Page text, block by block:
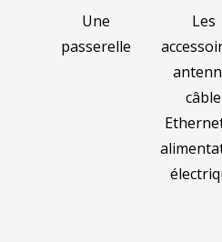
Une
passerelle
Les
câble